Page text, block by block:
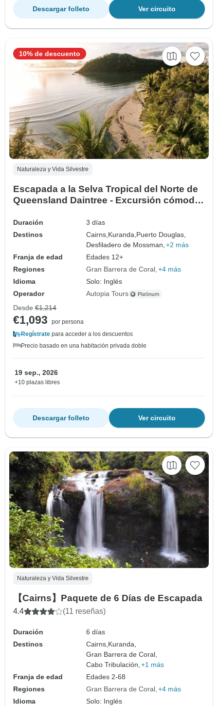
Ver circuito
Descargar folleto
Naturaleza y Vida Silvestre
Escapada a la Selva Tropical del Norte de
Queensland Daintree - Excursión cómoda
Duración
3 días
Destinos
Cairns, Kuranda, Puerto Douglas,
Desfiladero de Mossman, +2 más
Franja de edad
Edades 12+
Regiones
Gran Barrera de Coral +4 más
Idioma
Solo: Inglés
Operador
Autopia Tours
10% de descuento
Desde €1,214
€1,093
por persona
Regístrate para acceder a los descuentos
Precio basado en una habitación privada doble
19 sep., 2026
+10 plazas libres
Ver circuito
Descargar folleto
Naturaleza y Vida Silvestre
【Cairns】Paquete de 6 Días de Escapada
4.4 (11 reseñas)
Duración
6 días
Destinos
Cairns, Kuranda,
Gran Barrera de Coral,
Cabo Tribulación, +1 más
Franja de edad
Edades 2-68
Regiones
Gran Barrera de Coral +4 más
Idioma
Solo: Inglés